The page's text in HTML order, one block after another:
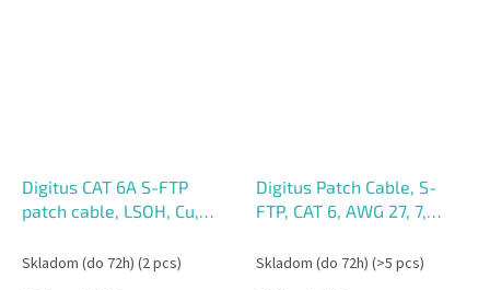
Digitus CAT 6A S-FTP
patch cable, LSOH, Cu,
color grey
Skladom (do 72h) (2 pcs)
Digitus Patch Cable, S-
FTP, CAT 6, AWG 27, 7,
Skladom (do 72h) (>5 pcs)